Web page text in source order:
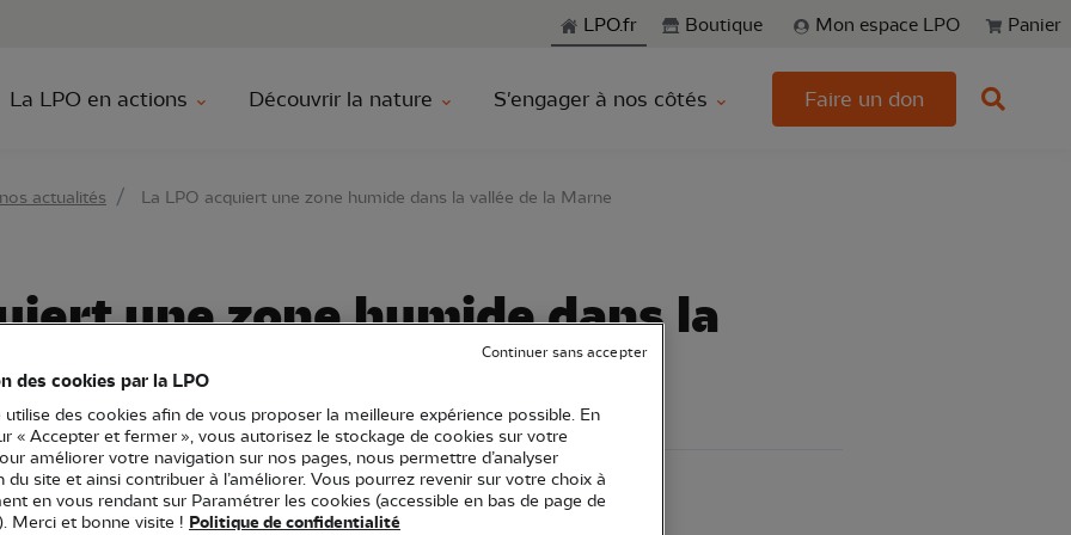
Aller à la rechercheLPO.fr Boutique Mon espace LPO Panier
La LPO en actions Découvrir la nature S'engager à nos côtés Faire un don
actualités La LPO acquiert une zone humide dans la vallée de la Marne
une zone humide dans la
Grand Est LPO Champagne-Ardenne LPO France
Article
des cookies par la LPO
des cookies afin de vous proposer la meilleure expérience possible. En
« Accepter et fermer », vous autorisez le stockage de cookies sur votre
améliorer votre navigation sur nos pages, nous permettre d’analyser
du site et ainsi contribuer à l’améliorer. Vous pourrez revenir sur votre choix à
en vous rendant sur Paramétrer les cookies (accessible en bas de page de
Merci et bonne visite ! Politique de confidentialité
Continuer sans accepter